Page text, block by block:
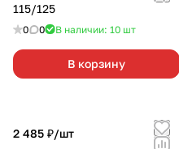
115/125
0 0 В наличии: 10 шт
В корзину
2 485 ₽/шт